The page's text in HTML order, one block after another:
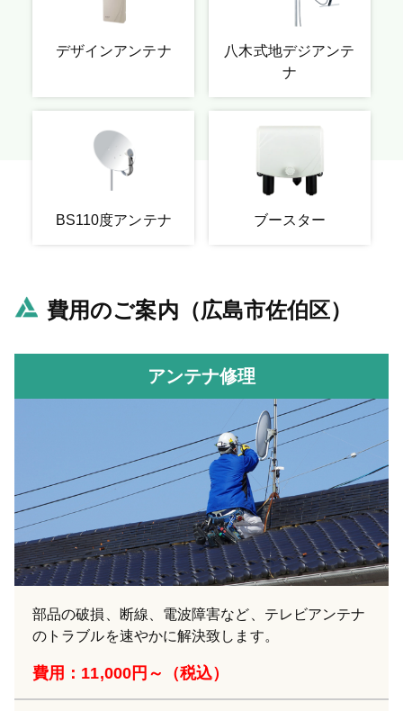
デザインアンテナ
八木式地デジアンテ
ナ
BS110度アンテナ ブースター
費用のご案内（広島市佐伯区）
アンテナ修理
部品の破損、断線、電波障害など、テレビアンテナ
のトラブルを速やかに解決致します。
費用：11,000円～（税込）